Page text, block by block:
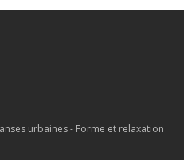
urbaines - Forme et relaxation